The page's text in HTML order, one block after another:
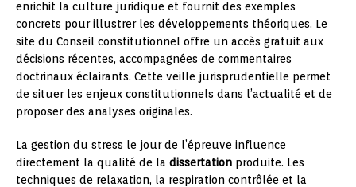
enrichit la culture juridique et fournit des exemples
concrets pour illustrer les développements théoriques. Le
site du Conseil constitutionnel offre un accès gratuit aux
décisions récentes, accompagnées de commentaires
doctrinaux éclairants. Cette veille jurisprudentielle permet
de situer les enjeux constitutionnels dans l’actualité et de
proposer des analyses originales.
La gestion du stress le jour de l’épreuve influence
directement la qualité de la dissertation produite. Les
techniques de relaxation, la respiration contrôlée et la